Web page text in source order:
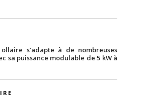
ollaire s’adapte à de nombreuses
sa puissance modulable de 5 kW à